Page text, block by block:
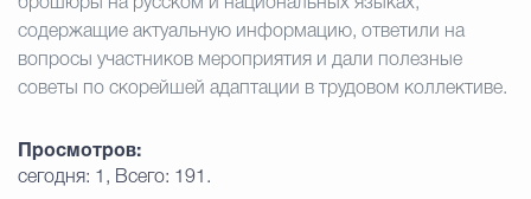
брошюры на русском и национальных языках,
содержащие актуальную информацию, ответили на
вопросы участников мероприятия и дали полезные
советы по скорейшей адаптации в трудовом коллективе.
Просмотров:
сегодня: 1, Всего: 191.